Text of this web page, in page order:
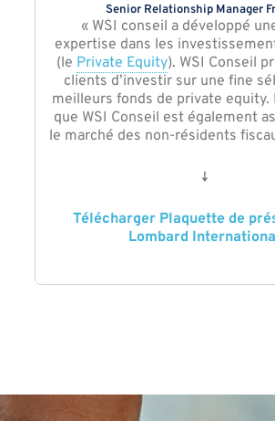
Senior Relationship Manager
« WSI conseil a développé
expertise dans les
(le Private Equity). WSI Conseil
clients d’investir sur une fine
meilleurs fonds de private equity.
que WSI Conseil est également
le marché des non-résidents
↓
Télécharger Plaquette de
Lombard